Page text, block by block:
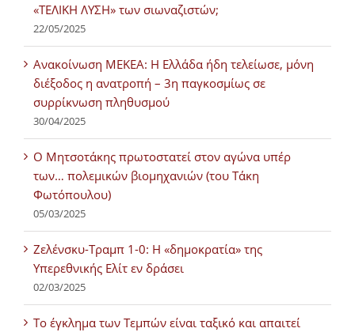
«ΤΕΛΙΚΗ ΛΥΣΗ» των σιωναζιστών;
22/05/2025
Ανακοίνωση ΜΕΚΕΑ: Η Ελλάδα ήδη τελείωσε, μόνη
διέξοδος η ανατροπή – 3η παγκοσμίως σε
συρρίκνωση πληθυσμού
30/04/2025
Ο Μητσοτάκης πρωτοστατεί στον αγώνα υπέρ
των… πολεμικών βιομηχανιών (του Τάκη
Φωτόπουλου)
05/03/2025
Ζελένσκυ-Τραμπ 1-0: Η «δημοκρατία» της
Υπερεθνικής Ελίτ εν δράσει
02/03/2025
Tο έγκλημα των Τεμπών είναι ταξικό και απαιτεί